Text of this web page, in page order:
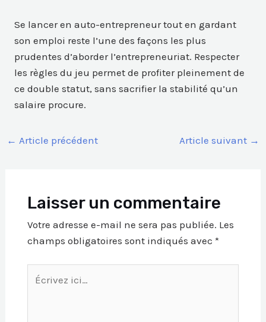
Se lancer en auto-entrepreneur tout en gardant
son emploi reste l’une des façons les plus
prudentes d’aborder l’entrepreneuriat. Respecter
les règles du jeu permet de profiter pleinement de
ce double statut, sans sacrifier la stabilité qu’un
salaire procure.
← Article précédent Article suivant →
Laisser un commentaire
Votre adresse e-mail ne sera pas publiée. Les
champs obligatoires sont indiqués avec *
ici…